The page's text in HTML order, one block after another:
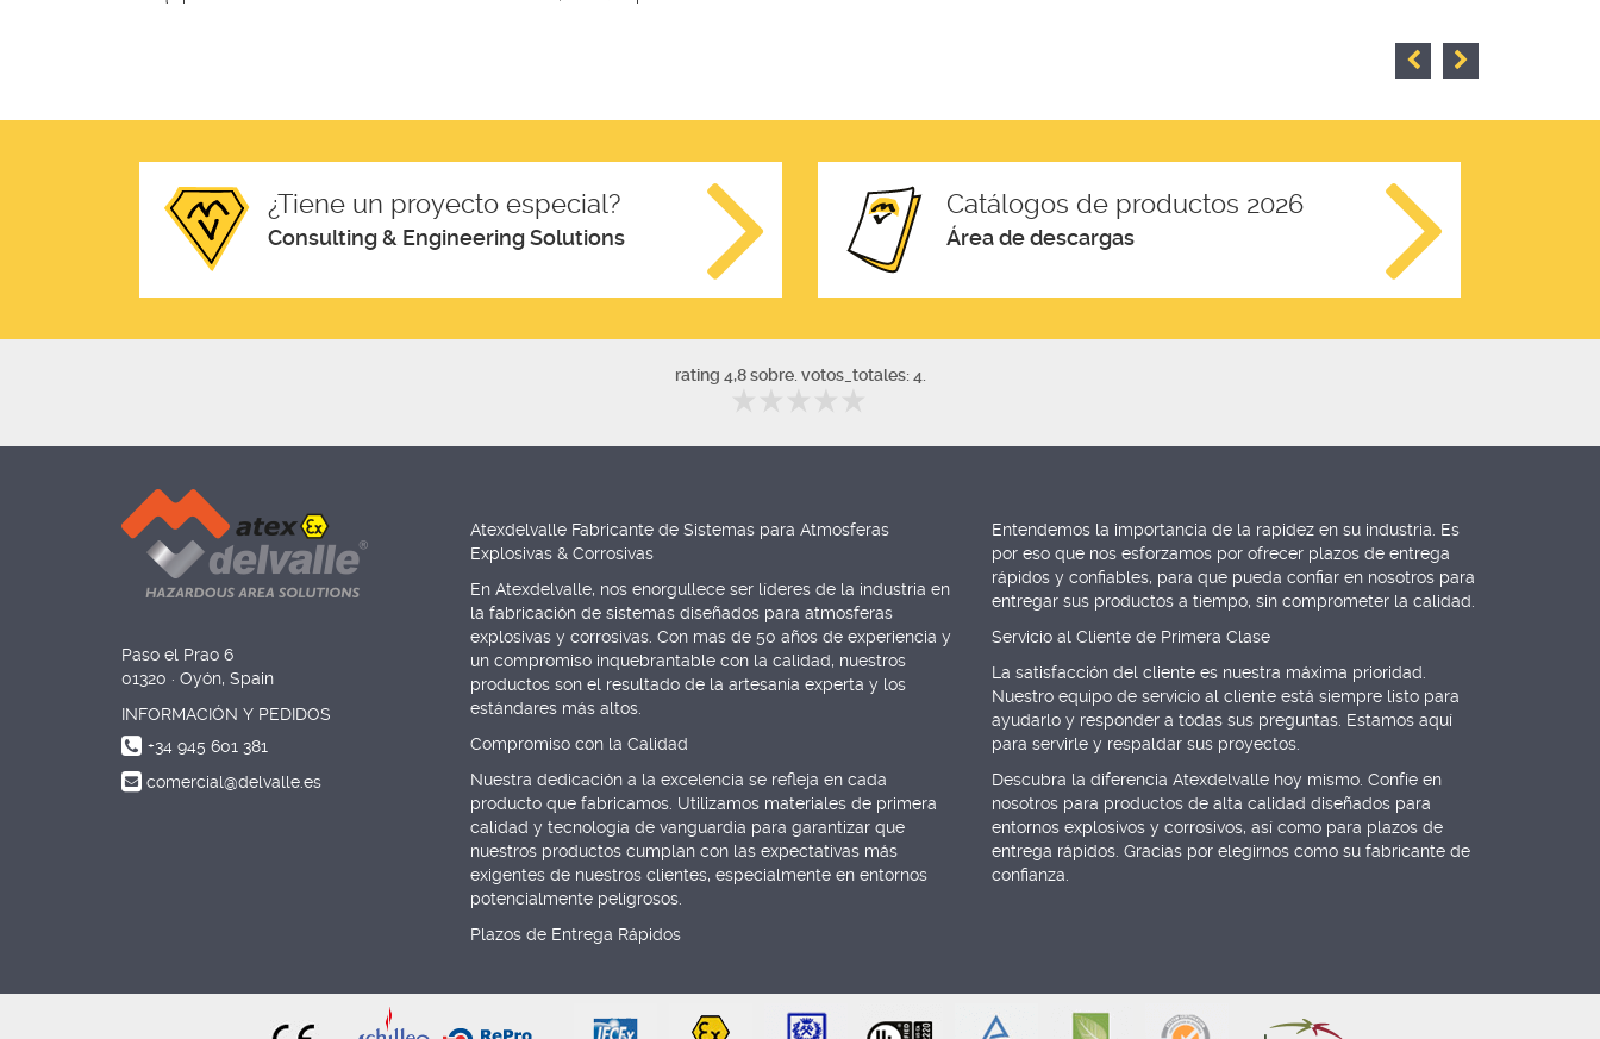
¿Tiene un proyecto especial?
Consulting & Engineering Solutions
Catálogos de productos 2026
Área de descargas
rating 4,8 sobre. votos_totales: 4.
Paso el Prao 6
01320 · Oyón, Spain
INFORMACIÓN Y PEDIDOS
+34 945 601 381
comercial@delvalle.es
Atexdelvalle Fabricante de Sistemas para Atmosferas
Explosivas & Corrosivas
En Atexdelvalle, nos enorgullece ser líderes de la industria en
la fabricación de sistemas diseñados para atmosferas
explosivas y corrosivas. Con mas de 50 años de experiencia y
un compromiso inquebrantable con la calidad, nuestros
productos son el resultado de la artesanía experta y los
estándares más altos.
Compromiso con la Calidad
Nuestra dedicación a la excelencia se refleja en cada
producto que fabricamos. Utilizamos materiales de primera
calidad y tecnología de vanguardia para garantizar que
nuestros productos cumplan con las expectativas más
exigentes de nuestros clientes, especialmente en entornos
potencialmente peligrosos.
Plazos de Entrega Rápidos
Entendemos la importancia de la rapidez en su industria. Es
por eso que nos esforzamos por ofrecer plazos de entrega
rápidos y confiables, para que pueda confiar en nosotros para
entregar sus productos a tiempo, sin comprometer la calidad.
Servicio al Cliente de Primera Clase
La satisfacción del cliente es nuestra máxima prioridad.
Nuestro equipo de servicio al cliente está siempre listo para
ayudarlo y responder a todas sus preguntas. Estamos aquí
para servirle y respaldar sus proyectos.
Descubra la diferencia Atexdelvalle hoy mismo. Confíe en
nosotros para productos de alta calidad diseñados para
entornos explosivos y corrosivos, así como para plazos de
entrega rápidos. Gracias por elegirnos como su fabricante de
confianza.